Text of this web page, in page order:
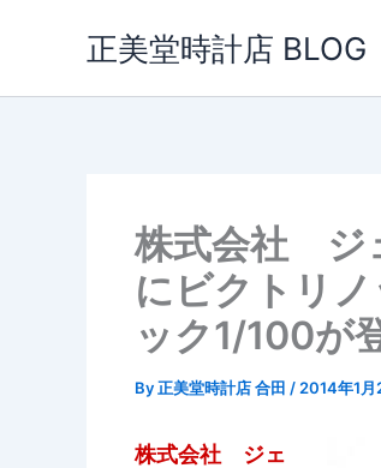
正美堂時計店 BLOG
株式会社 ジ
にビクトリ
ック1/100が
By正美堂時計店 合田 / 2014年1月
株式会社 ジェ